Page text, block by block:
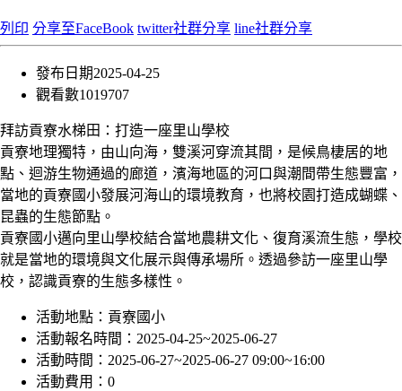
列印 分享至FaceBook twitter社群分享 line社群分享
發布日期2025-04-25
觀看數1019707
拜訪貢寮水梯田：打造一座里山學校
貢寮地理獨特，由山向海，雙溪河穿流其間，是候鳥棲居的地
點、迴游生物通過的廊道，濱海地區的河口與潮間帶生態豐富，
當地的貢寮國小發展河海山的環境教育，也將校園打造成蝴蝶、
昆蟲的生態節點。
貢寮國小邁向里山學校結合當地農耕文化、復育溪流生態，學校
就是當地的環境與文化展示與傳承場所。透過參訪一座里山學
校，認識貢寮的生態多樣性。
活動地點： 貢寮國小
活動報名時間： 2025-04-25~2025-06-27
活動時間： 2025-06-27~2025-06-27 09:00~16:00
活動費用： 0